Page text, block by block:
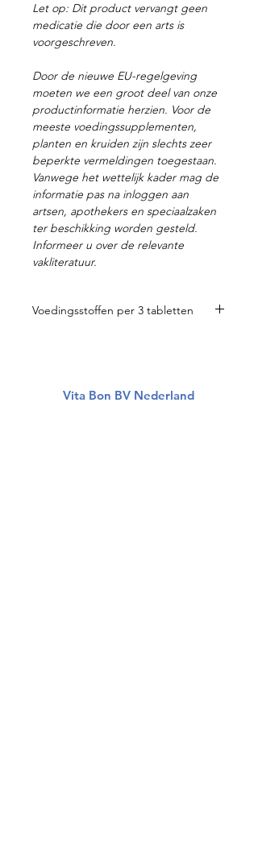
Let op: Dit product vervangt geen
medicatie die door een arts is
voorgeschreven.
Door de nieuwe EU-regelgeving
moeten we een groot deel van onze
productinformatie herzien. Voor de
meeste voedingssupplementen,
planten en kruiden zijn slechts zeer
beperkte vermeldingen toegestaan.
Vanwege het wettelijk kader mag de
informatie pas na inloggen aan
artsen, apothekers en speciaalzaken
ter beschikking worden gesteld.
Informeer u over de relevante
vakliteratuur.
Voedingsstoffen per 3 tabletten
Vitamine B6 30,00 mg
Vita Bon BV Nederland